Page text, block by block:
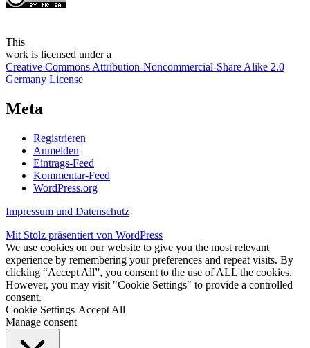
This
work is licensed under a
Creative Commons Attribution-Noncommercial-Share Alike 2.0
Germany License
Meta
Registrieren
Anmelden
Eintrags-Feed
Kommentar-Feed
WordPress.org
Impressum und Datenschutz
Mit Stolz präsentiert von WordPress
We use cookies on our website to give you the most relevant
experience by remembering your preferences and repeat visits. By
clicking “Accept All”, you consent to the use of ALL the cookies.
However, you may visit "Cookie Settings" to provide a controlled
consent.
Cookie Settings Accept All
Manage consent